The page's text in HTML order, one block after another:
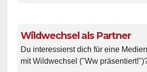
Wildwechsel als Partner
Du interessierst dich für eine
mit Wildwechsel ("Ww